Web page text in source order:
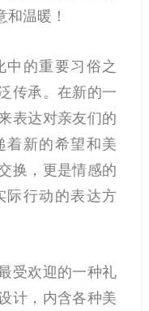
温暖！
中的重要习俗之
传承。在新的一
表达对亲友们的
着新的希望和美
换，更是情感的
际行动的表达方
受欢迎的一种礼
计，内含各种美